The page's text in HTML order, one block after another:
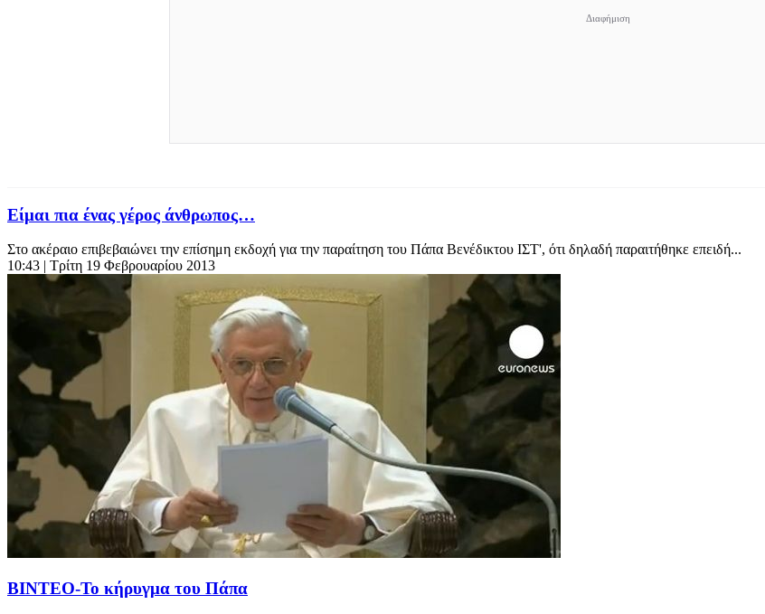
Είμαι πια ένας γέρος άνθρωπος…
Στο ακέραιο επιβεβαιώνει την επίσημη εκδοχή για την παραίτηση του Πάπα Βενέδικτου ΙΣΤ', ότι δηλαδή παραιτήθηκε επειδή...
10:43 | Τρίτη 19 Φεβρουαρίου 2013
ΒΙΝΤΕΟ-Το κήρυγμα του Πάπα